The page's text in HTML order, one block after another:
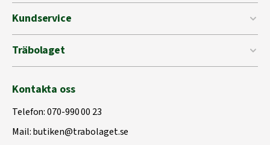
Kundservice
Träbolaget
Kontakta oss
Telefon:070-990 00 23
Mail:butiken@trabolaget.se